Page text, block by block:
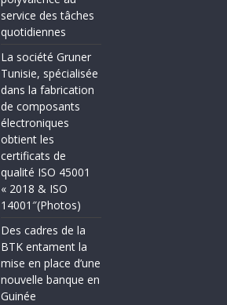
service des tâches
quotidiennes
La société Gruner
Tunisie, spécialisée
dans la fabrication
de composants
électroniques
obtient les
certificats de
qualité ISO 45001
« 2018 & ISO
14001″(Photos)
Des cadres de la
BTK entament la
mise en place d’une
nouvelle banque en
Guinée